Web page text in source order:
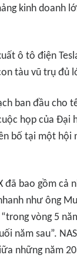
kinh doanh
ô tô điện
tàu vũ trụ đủ
ban đầu cho
họp của Đại
bố tại một hội
đã bao gồm cả
như ông
vòng 5
năm sau”.
những năm